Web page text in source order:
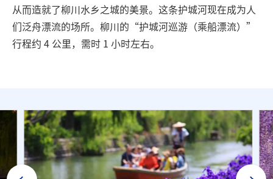
从而造就了柳川水乡之城的美景。这条护城河现在成为人
们泛舟漂流的场所。柳川的“护城河巡游（乘船漂流）”
行程约 4 公里，需时 1 小时左右。